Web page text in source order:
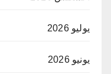
يوليو 2026
يونيو 2026